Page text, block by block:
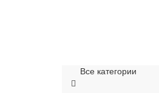
Все категории